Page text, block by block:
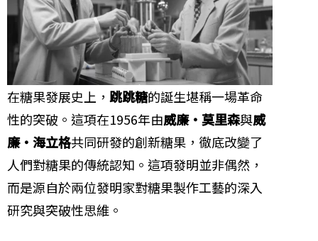
在糖果發展史上， 跳跳糖的誕生堪稱一場革命
性的突破。這項在1956年由威廉‧莫里森與威
廉‧海立格共同研發的創新糖果，徹底改變了
人們對糖果的傳統認知。這項發明並非偶然，
而是源自於兩位發明家對糖果製作工藝的深入
研究與突破性思維。